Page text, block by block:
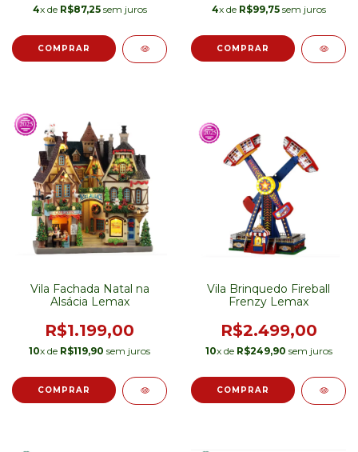
4x de R$87,25sem juros 4x de R$99,75sem juros
Vila Fachada Natal na
Alsácia Lemax
R$1.199,00
10x de R$119,90 sem juros
Vila Brinquedo Fireball
Frenzy Lemax
R$2.499,00
10x de R$249,90 sem juros